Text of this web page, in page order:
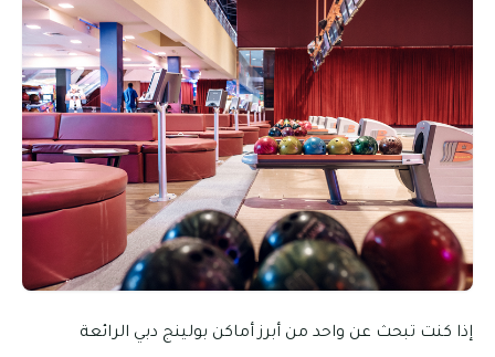
إذا كنت تبحث عن واحد من أبرز أماكن بولينج دبي الرائعة